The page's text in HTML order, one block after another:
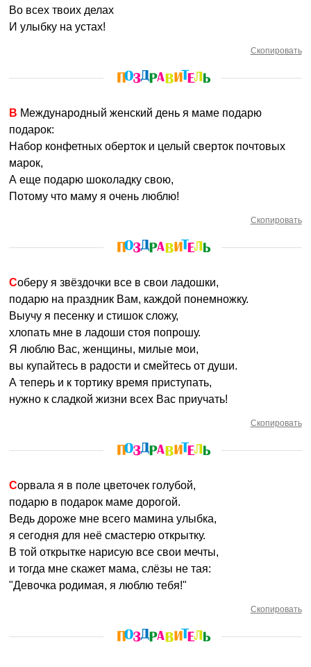
Во всех твоих делах
И улыбку на устах!
Скопировать
В Международный женский день я маме подарю
подарок:
Набор конфетных оберток и целый сверток почтовых
марок,
А еще подарю шоколадку свою,
Потому что маму я очень люблю!
Скопировать
Соберу я звёздочки все в свои ладошки,
подарю на праздник Вам, каждой понемножку.
Выучу я песенку и стишок сложу,
хлопать мне в ладоши стоя попрошу.
Я люблю Вас, женщины, милые мои,
вы купайтесь в радости и смейтесь от души.
А теперь и к тортику время приступать,
нужно к сладкой жизни всех Вас приучать!
Скопировать
Сорвала я в поле цветочек голубой,
подарю в подарок маме дорогой.
Ведь дороже мне всего мамина улыбка,
я сегодня для неё смастерю открытку.
В той открытке нарисую все свои мечты,
и тогда мне скажет мама, слёзы не тая:
"Девочка родимая, я люблю тебя!"
Скопировать